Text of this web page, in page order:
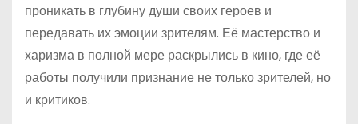
проникать в глубину души своих героев и
передавать их эмоции зрителям. Её мастерство и
харизма в полной мере раскрылись в кино, где её
работы получили признание не только зрителей, но
и критиков.